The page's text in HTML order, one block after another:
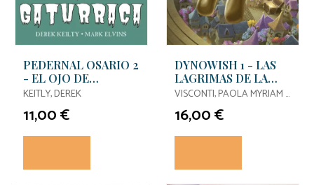
PEDERNAL OSARIO 2
- EL OJO DE
GATURRACA
KEITLY, DEREK
11,00 €
DYNOWISH 1 - LAS
LAGRIMAS DE LA
LUNA
VISCONTI, PAOLA MYRIAM /
AIME, LUIGI
16,00 €